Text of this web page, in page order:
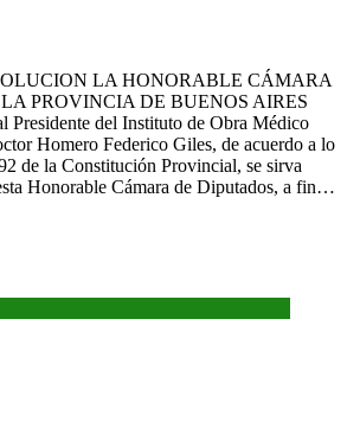
LA HONORABLE CÁMARA
PROVINCIA DE BUENOS AIRES
del Instituto de Obra Médico
Homero Federico Giles, de acuerdo a lo
de la Constitución Provincial, se sirva
Honorable Cámara de Diputados, a fin…